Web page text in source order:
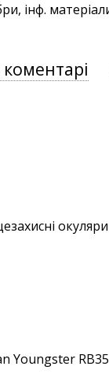
інф.
коментарі